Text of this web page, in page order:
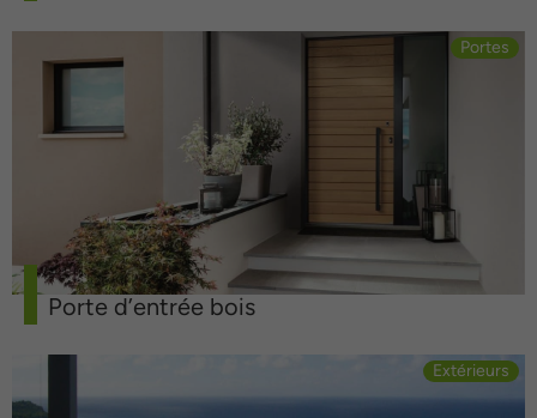
Porte d’entrée bois
Portes
Extérieurs